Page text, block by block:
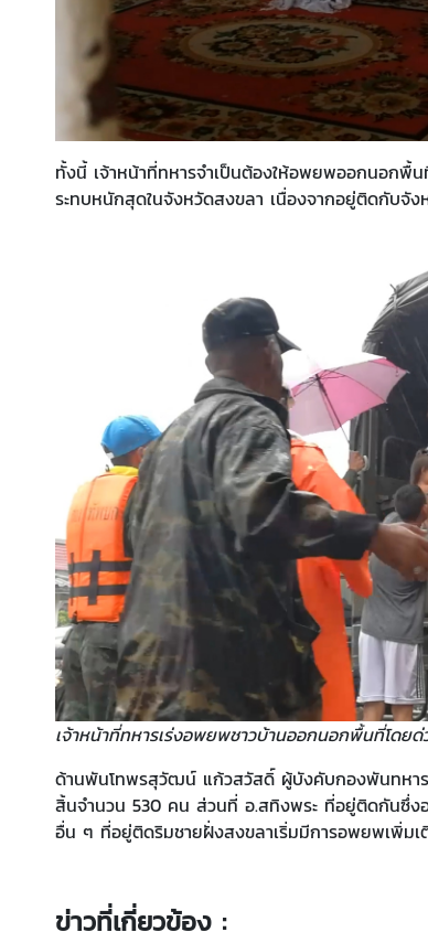
ทั้งนี้ เจ้าหน้าที่ทหารจำเป็นต้องให้อพยพออกนอกพื้
ระทบหนักสุดในจังหวัดสงขลา เนื่องจากอยู่ติดกับจัง
เจ้าหน้าที่ทหารเร่งอพยพชาวบ้านออกนอกพื้นที่โดยด่
ด้านพันโทพรสุวัฒน์ แก้วสวัสดิ์ ผู้บังคับกองพันทหา
สิ้นจำนวน 530 คน ส่วนที่ อ.สทิงพระ ที่อยู่ติดกันซึ่ง
อื่น ๆ ที่อยู่ติดริมชายฝั่งสงขลาเริ่มมีการอพยพเพิ่มเ
ข่าวที่เกี่ยวข้อง :